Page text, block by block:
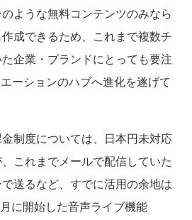
ような無料コンテンツのみなら
成できるため、これまで複数チ
企業・ブランドにとっても要注
ーションのハブへ進化を遂げて
制度については、日本円未対応
これまでメールで配信していた
送るなど、すでに活用の余地は
に開始した音声ライブ機能